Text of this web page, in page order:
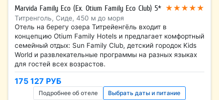
Marvida Family Eco (Ex. Otium Family Eco Club) 5* ★★★★★
Титренголь, Сиде, 450 м до моря
Отель на берегу озера Титрейенгёль входит в
концепцию Otium Family Hotels и предлагает комфортный
семейный отдых: Sun Family Club, детский городок Kids
World и развлекательные программы на разных языках
для гостей всех возрастов.
175 127 РУБ
Подробнее об отеле Выбрать даты и питание